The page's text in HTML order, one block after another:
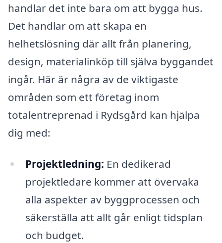
handlar det inte bara om att bygga hus.
Det handlar om att skapa en
helhetslösning där allt från planering,
design, materialinköp till själva byggandet
ingår. Här är några av de viktigaste
områden som ett företag inom
totalentreprenad i Rydsgård kan hjälpa
dig med:
Projektledning: En dedikerad
projektledare kommer att övervaka
alla aspekter av byggprocessen och
säkerställa att allt går enligt tidsplan
och budget.